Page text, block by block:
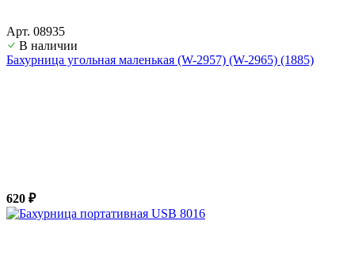
Арт. 08935
В наличии
Бахурница угольная маленькая (W-2957) (W-2965) (1885)
620 ₽